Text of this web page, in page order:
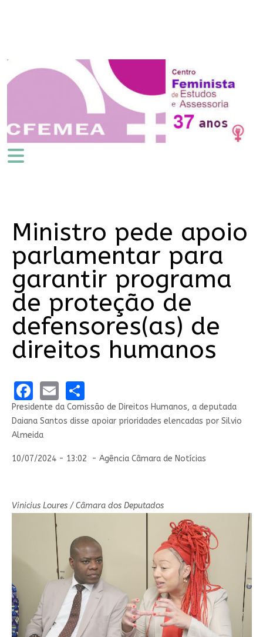
Ministro pede apoio
parlamentar para
garantir programa
de proteção de
defensores(as) de
direitos humanos
Facebook
EmailShare
Presidente da Comissão de Direitos Humanos, a deputada
Daiana Santos disse apoiar prioridades elencadas por Silvio
Almeida
10/07/2024 - 13:02 - Agência Câmara de Notícias
Vinicius Loures / Câmara dos Deputados